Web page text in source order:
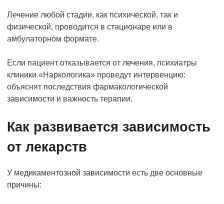
Лечение любой стадии, как психической, так и
физической, проводится в стационаре или в
амбулаторном формате.
Если пациент отказывается от лечения, психиатры
клиники «Наркологика» проведут интервенцию:
объяснят последствия фармакологической
зависимости и важность терапии.
Как развивается зависимость
от лекарств
У медикаментозной зависимости есть две основные
причины: